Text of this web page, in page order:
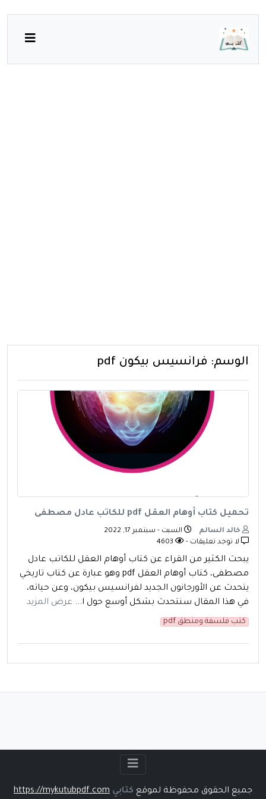
الوسم: فرانسيس بيكون pdf
تحميل كتاب أوهام العقل pdf للكاتب عادل مصطفى
خالد السالم
السبت - سبتمبر 17, 2022
لا توجد تعليقات -
يبحث الكثير من القراء عن كتاب أوهام العقل للكاتب عادل
مصطفى، كتاب أوهام العقل pdf وهو عبارة عن كتاب تاريخي
يتحدث عن الأورجانون الجديد لفرانسيس بيكون، وعن حياته،
في هذا المقال سنتحدث بشكل أوسع حول ا... عرض المزيد
كتب فلسفة ومنطق pdf
جميع الحقوق محفوظة لموقع كتابي https://mykutubpdf.com